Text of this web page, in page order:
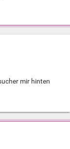
mir hinten